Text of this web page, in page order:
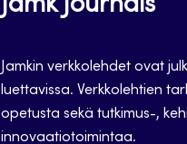
Jamk Journals
Jamkin verkkolehdet ovat
luettavissa. Verkkolehtien
opetusta sekä tutkimus-,
innovaatiotoimintaa.